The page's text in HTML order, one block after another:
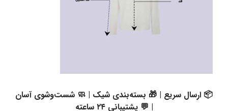
📦 ارسال سریع | 🎁 بسته‌بندی شیک | 🧼 شست‌وشوی آسان
| 💬 پشتیبانی ۲۴ ساعته